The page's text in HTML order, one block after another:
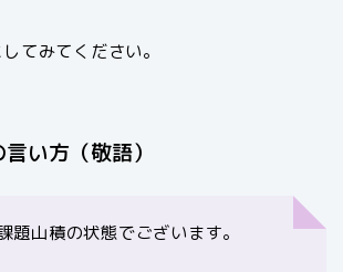
てみてください。
い方（敬語）
題山積の状態でございます。